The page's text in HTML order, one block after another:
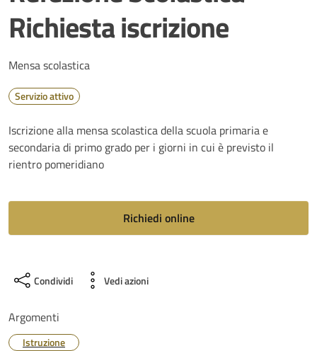
Richiesta iscrizione
Mensa scolastica
Servizio attivo
Iscrizione alla mensa scolastica della scuola primaria e
secondaria di primo grado per i giorni in cui è previsto il
rientro pomeridiano
Richiedi online
Condividi Vedi azioni
Argomenti
Istruzione